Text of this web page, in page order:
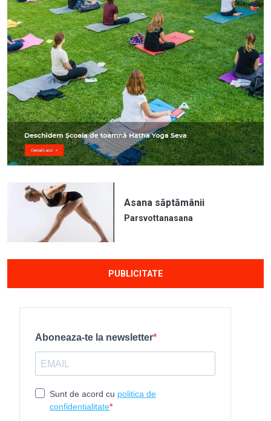
Asana săptămânii
Parsvottanasana
PUBLICITATE